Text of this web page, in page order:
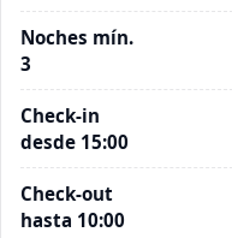
Noches mín.
3
Check-in
desde 15:00
Check-out
hasta 10:00